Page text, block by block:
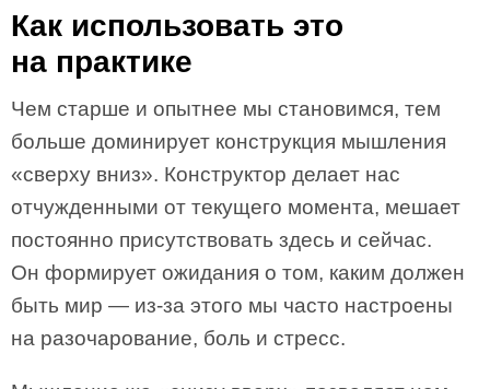
Как использовать это
на практике
Чем старше и опытнее мы становимся, тем
больше доминирует конструкция мышления
«сверху вниз». Конструктор делает нас
отчужденными от текущего момента, мешает
постоянно присутствовать здесь и сейчас.
Он формирует ожидания о том, каким должен
быть мир — из-за этого мы часто настроены
на разочарование, боль и стресс.